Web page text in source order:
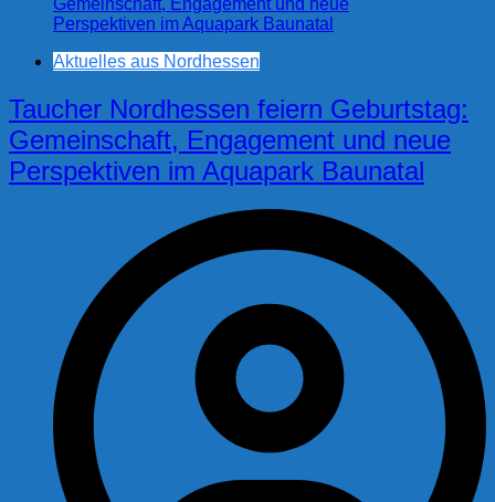
Aktuelles aus Nordhessen
Taucher Nordhessen feiern Geburtstag:
Gemeinschaft, Engagement und neue
Perspektiven im Aquapark Baunatal